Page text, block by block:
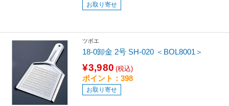
お取り寄せ
ツボエ
18-0卸金 2号 SH-020 ＜BOL8001＞
¥3,980 (税込)
ポイント：398
お取り寄せ